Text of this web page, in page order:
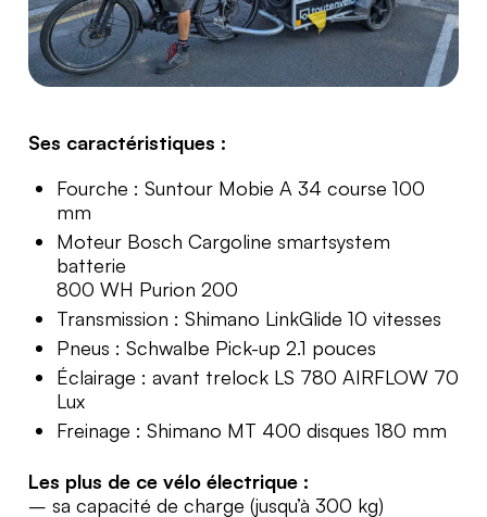
Ses caractéristiques :
Fourche : Suntour Mobie A 34 course 100
mm
Moteur Bosch Cargoline smartsystem
batterie
800 WH Purion 200
Transmission : Shimano LinkGlide 10 vitesses
Pneus : Schwalbe Pick-up 2.1 pouces
Éclairage : avant trelock LS 780 AIRFLOW 70
Lux
Freinage : Shimano MT 400 disques 180 mm
Les plus de ce vélo électrique :
– sa capacité de charge (jusqu’à 300 kg)